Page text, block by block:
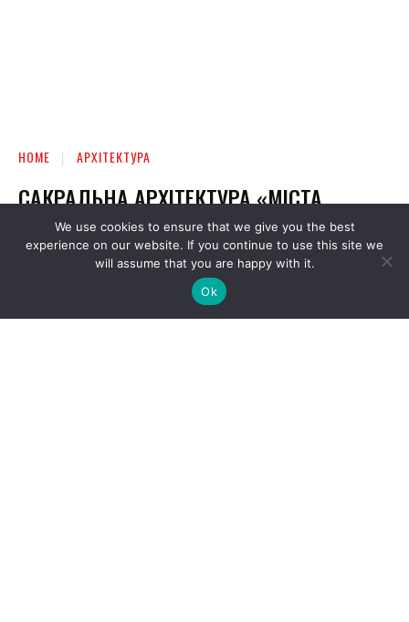
We use cookies to ensure that we give you the best
experience on our website. If you continue to use this site we
will assume that you are happy with it.
Ok